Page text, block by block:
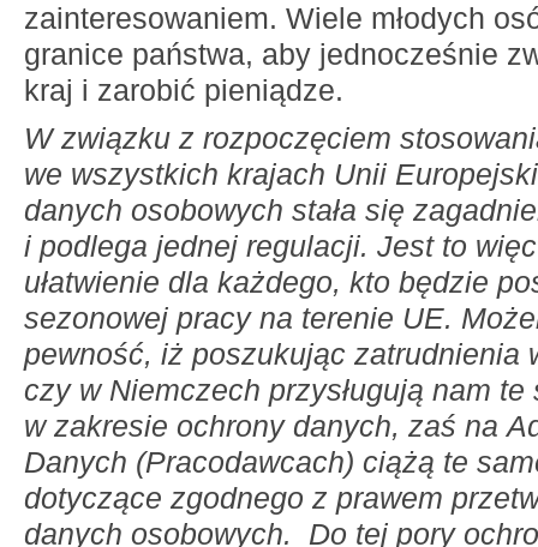
zainteresowaniem. Wiele młodych
granice państwa, aby jednocześnie
kraj i zarobić pieniądze.
W związku z rozpoczęciem
we wszystkich krajach Unii
danych osobowych stała się
i podlega jednej regulacji. Jest to
ułatwienie dla każdego, kto będzie
sezonowej pracy na terenie UE.
pewność, iż poszukując zatrudnienia
czy w Niemczech przysługują nam te
w zakresie ochrony danych, zaś na
Danych (Pracodawcach) ciążą te
dotyczące zgodnego z prawem
danych osobowych. Do tej pory